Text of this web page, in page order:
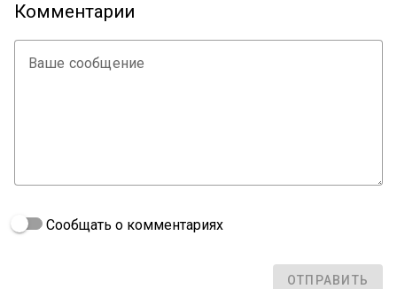
Комментарии
Ваше сообщение
Сообщать о комментариях
ОТПРАВИТЬ